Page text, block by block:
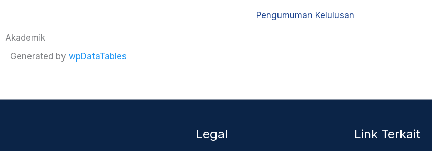
Pengumuman Kelulusan
Akademik
Generated by wpDataTables
Legal Link Terkait